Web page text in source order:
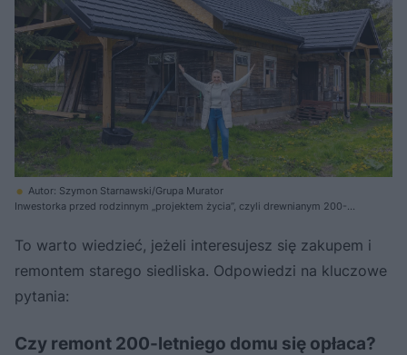
Autor: Szymon Starnawski/Grupa Murator
Inwestorka przed rodzinnym „projektem życia”, czyli drewnianym 200-
To warto wiedzieć, jeżeli interesujesz się zakupem i
remontem starego siedliska. Odpowiedzi na kluczowe
pytania:
Czy remont 200-letniego domu się opłaca?